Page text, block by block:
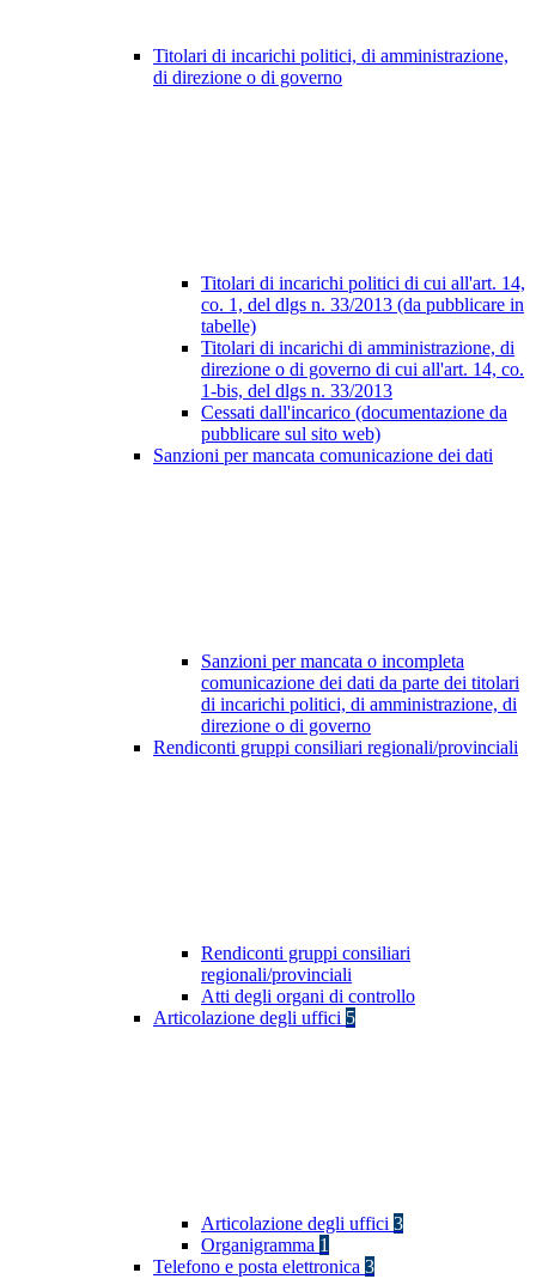
Titolari di incarichi politici, di amministrazione,
di direzione o di governo
Titolari di incarichi politici di cui all'art. 14,
co. 1, del dlgs n. 33/2013 (da pubblicare in
tabelle)
Titolari di incarichi di amministrazione, di
direzione o di governo di cui all'art. 14, co.
1-bis, del dlgs n. 33/2013
Cessati dall'incarico (documentazione da
pubblicare sul sito web)
Sanzioni per mancata comunicazione dei dati
Sanzioni per mancata o incompleta
comunicazione dei dati da parte dei titolari
di incarichi politici, di amministrazione, di
direzione o di governo
Rendiconti gruppi consiliari regionali/provinciali
Rendiconti gruppi consiliari
regionali/provinciali
Atti degli organi di controllo
Articolazione degli uffici 5
Articolazione degli uffici 3
Organigramma 1
Telefono e posta elettronica 3